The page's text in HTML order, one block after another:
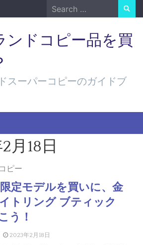
Search
for:
ンドコピー品を買
スーパーコピーのガイドブ
月18日
ピー
定モデルを買いに、金
トリング ブティック
う！
2023年2月18日